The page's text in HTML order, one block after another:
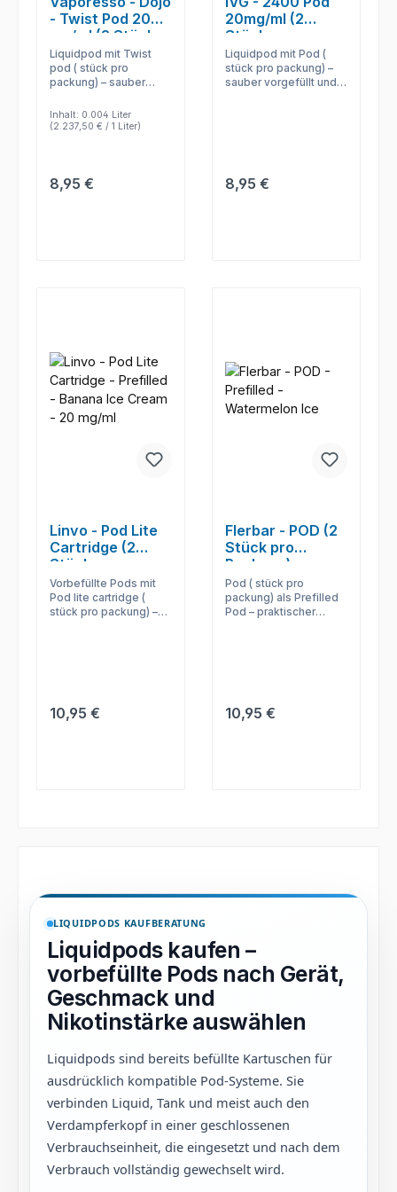
- Twist Pod 20
mg/ml (2 Stück
pro Packung) -
Prefilled
Liquidpod mit Twist
pod ( stück pro
packung) – sauber
wenn Coilwechsel und
Nachfüllen entfallen
Inhalt: 0.004 Liter
(2.237,50 € / 1 Liter)
Regulärer Preis:
8,95 €
20mg/ml (2
Stück pro
Packung) -
Prefilled
Liquidpod mit Pod (
stück pro packung) –
sauber vorgefüllt und
Regulärer Preis:
8,95 €
Linvo - Pod Lite
Cartridge (2
Stück pro
Packung) -
Prefilled
Vorbefüllte Pods mit
Pod lite cartridge (
stück pro packung) –
Regulärer Preis:
10,95 €
Flerbar - POD (2
Stück pro
Packung) -
Prefilled
Pod ( stück pro
packung) als Prefilled
Pod – praktischer
Regulärer Preis:
10,95 €
LIQUIDPODS KAUFBERATUNG
Liquidpods kaufen –
vorbefüllte Pods nach Gerät,
Geschmack und
Nikotinstärke auswählen
Liquidpods sind bereits befüllte Kartuschen für
ausdrücklich kompatible Pod-Systeme. Sie
verbinden Liquid, Tank und meist auch den
Verdampferkopf in einer geschlossenen
Verbrauchseinheit, die eingesetzt und nach dem
Verbrauch vollständig gewechselt wird.